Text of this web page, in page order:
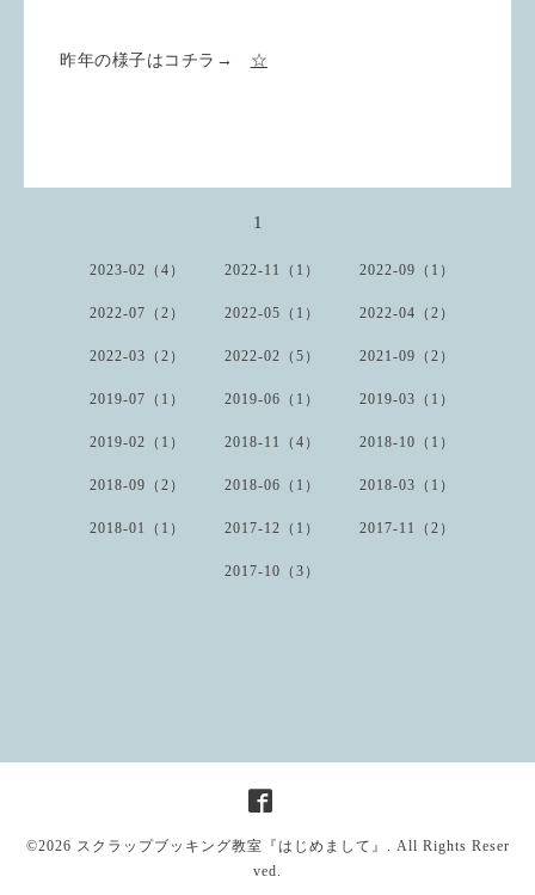
昨年の様子はコチラ→ ☆
1
2023-02（4） 2022-11（1） 2022-09（1）
2022-07（2） 2022-05（1） 2022-04（2）
2022-03（2） 2022-02（5） 2021-09（2）
2019-07（1） 2019-06（1） 2019-03（1）
2019-02（1） 2018-11（4） 2018-10（1）
2018-09（2） 2018-06（1） 2018-03（1）
2018-01（1） 2017-12（1） 2017-11（2）
2017-10（3）
©2026 スクラップブッキング教室『はじめまして』
. All Rights Reser
ved.